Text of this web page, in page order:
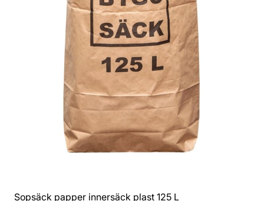
Sopsäck papper innersäck plast 125 L